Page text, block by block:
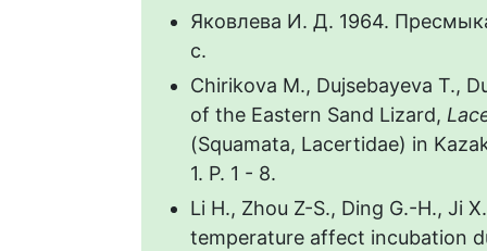
Яковлева И. Д. 1964.
с.
Сhirikova M., Dujsebayeva T.,
of the Eastern Sand Lizard,
(Squamata, Lacertidae) in
1. Р. 1 - 8.
Li H., Zhou Z-S., Ding G.-H., Ji
temperature affect incubation